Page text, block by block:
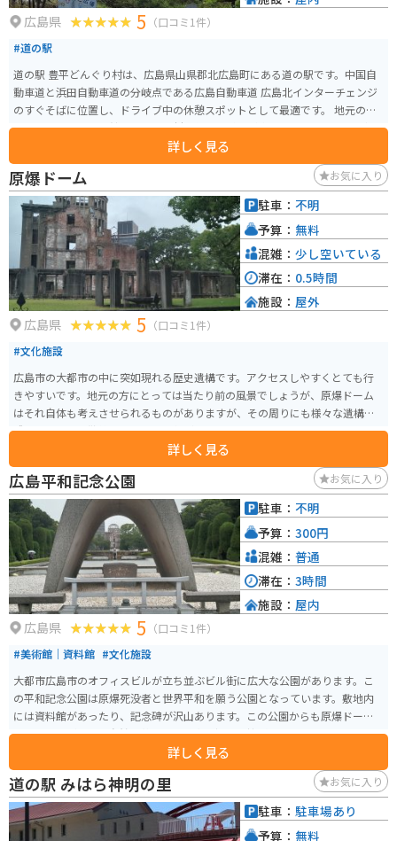
広島県 5 （口コミ1件）
#道の駅
道の駅 豊平どんぐり村は、広島県山県郡北広島町にある道の駅です。中国自
動車道と浜田自動車道の分岐点である広島自動車道 広島北インターチェンジ
のすぐそばに位置し、ドライブ中の休憩スポットとして最適です。 地元の特
産品を販売する物産館や、地元食材を使った料理が楽しめるレストラン、軽
食コーナーがあります。中でも、地元産の新鮮な野菜や果物は人気です。ま
た、豊平どんぐり村の名物は、地元産のそば粉を使った手打ちそばです。コ
シのある食感と、そばの香りが楽しめます。 バイクで訪れる場合、広島北イ
ンターチェンジからすぐの場所にあり、アクセスは良好です。広い駐車場も
完備されているので、安心して駐車できます。道の駅からは、雄大な自然が
広がる景色を楽しむことができます。春には桜、秋には紅葉と、四季折々の
風景を楽しむことができます。ツーリングの休憩場所として、ぜひ立ち寄って
みてください。
詳しく見る
原爆ドーム お気に入り
広島県 5 （口コミ1件）
#文化施設
広島市の大都市の中に突如現れる歴史遺構です。アクセスしやすくとても行
きやすいです。地元の方にとっては当たり前の風景でしょうが、原爆ドーム
はそれ自体も考えさせられるものがありますが、その周りにも様々な遺構が
残っているので散策すれば色々と気づかされるスポットです。
詳しく見る
駐車： 不明
予算： 無料
混雑： 少し空いている
滞在： 0.5時間
施設： 屋外
広島平和記念公園 お気に入り
広島県 5 （口コミ1件）
#美術館｜資料館 #文化施設
大都市広島市のオフィスビルが立ち並ぶビル街に広大な公園があります。こ
の平和記念公園は原爆死没者と世界平和を願う公園となっています。敷地内
には資料館があったり、記念碑が沢山あります。この公園からも原爆ドーム
を見ることができ、自然と英霊への感謝と祈りを捧げる場になっています。
詳しく見る
駐車： 不明
予算： 300円
混雑： 普通
滞在： 3時間
施設： 屋内
道の駅 みはら神明の里 お気に入り
駐車： 駐車場あり
予算： 無料